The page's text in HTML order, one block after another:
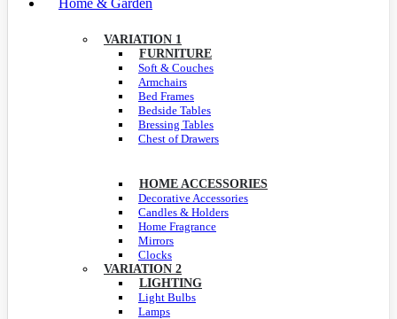
Home & Garden
VARIATION 1
FURNITURE
Soft & Couches
Armchairs
Bed Frames
Bedside Tables
Bressing Tables
Chest of Drawers
HOME ACCESSORIES
Decorative Accessories
Candles & Holders
Home Fragrance
Mirrors
Clocks
VARIATION 2
LIGHTING
Light Bulbs
Lamps